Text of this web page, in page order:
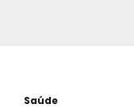
Saúde